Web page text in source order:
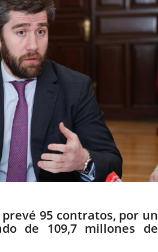
95 contratos, por un
de 109,7 millones de